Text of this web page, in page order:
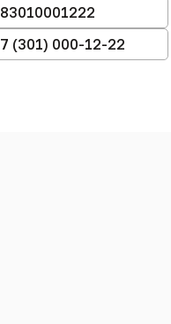
83010001222
7 (301) 000-12-22